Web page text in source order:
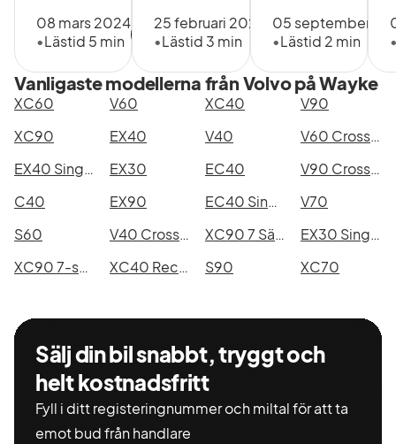
08 mars 2024
•Lästid 5 min
25 februari 2026
•Lästid 3 min
05 september
•Lästid 2 min
Vanligaste modellerna från Volvo på Wayke
XC60 V60 XC40
V90
XC90
EX40 V40
V60 Cross Country
EX40 Single Motor Extended Range
EX30 EC40
V90 Cross Country
C40
EX90 EC40 Single Motor Extended Range
V70
S60
V40 Cross Country XC90 7 Säten
EX30 Single Motor Extended Range
XC90 7-seater
XC40 Recharge S90 XC70
Sälj din bil snabbt, tryggt och
helt kostnadsfritt
Fyll i ditt registeringnummer och miltal för att ta
emot bud från handlare